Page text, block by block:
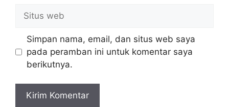
web
Simpan nama, email, dan situs web saya
pada peramban ini untuk komentar saya
berikutnya.